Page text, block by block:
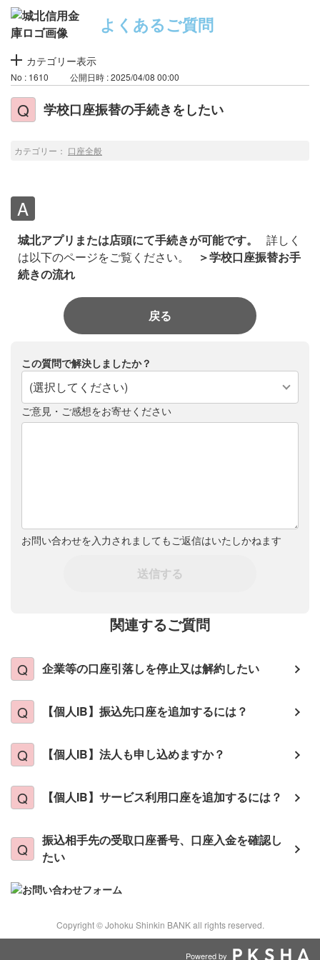
よくあるご質問
カテゴリー表示
No : 1610 公開日時 : 2025/04/08 00:00
学校口座振替の手続きをしたい
カテゴリー： 口座全般
城北アプリまたは店頭にて手続きが可能です。
詳しく
は以下のページをご覧ください。
＞学校口座振替お手
続きの流れ
戻る
この質問で解決しましたか？
(選択してください)
ご意見・ご感想をお寄せください
お問い合わせを入力されましてもご返信はいたしかねます
送信する
関連するご質問
企業等の口座引落しを停止又は解約したい
【個人IB】振込先口座を追加するには？
【個人IB】法人も申し込めますか？
【個人IB】サービス利用口座を追加するには？
振込相手先の受取口座番号、口座入金を確認し
たい
Copyright © Johoku Shinkin BANK all rights reserved.
Powered by